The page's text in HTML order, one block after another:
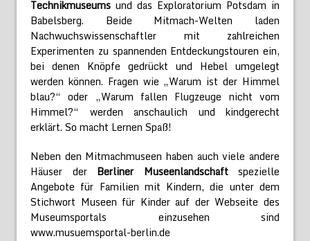
Technikmuseums und das Exploratorium Potsdam in
Babelsberg. Beide Mitmach-Welten laden
Nachwuchswissenschaftler mit zahlreichen
Experimenten zu spannenden Entdeckungstouren ein,
bei denen Knöpfe gedrückt und Hebel umgelegt
werden können. Fragen wie „Warum ist der Himmel
blau?“ oder „Warum fallen Flugzeuge nicht vom
Himmel?“ werden anschaulich und kindgerecht
erklärt. So macht Lernen Spaß!
Neben den Mitmachmuseen haben auch viele andere
Häuser der Berliner Museenlandschaftspezielle
Angebote für Familien mit Kindern, die unter dem
Stichwort Museen für Kinder auf der Webseite des
Museumsportals einzusehen sind
www.musuemsportal-berlin.de